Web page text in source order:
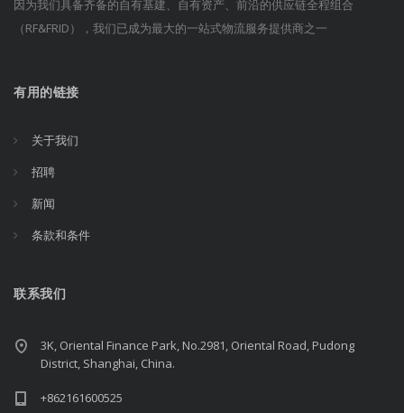
因为我们具备齐备的自有基建、自有资产、前沿的供应链全程组合
（RF&FRID），我们已成为最大的一站式物流服务提供商之一
有用的链接
关于我们
招聘
新闻
条款和条件
联系我们
3K, Oriental Finance Park, No.2981, Oriental Road, Pudong
District, Shanghai, China.
+862161600525